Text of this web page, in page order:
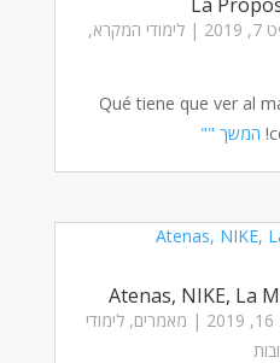
| לימודי המקרא,
¿Qué tiene que ver al
המשך ""
Atenas, NIKE, La
| מאמרים, לימודי